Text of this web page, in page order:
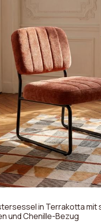
in Terrakotta mit
und Chenille-Bezug